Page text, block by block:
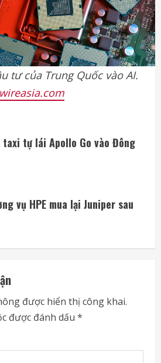
tư của Trung Quốc vào AI.
taxi tự lái Apollo Go vào Đông
vụ HPE mua lại Juniper sau
được hiển thị công khai.
được đánh dấu *